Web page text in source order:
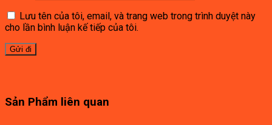
Lưu tên của tôi, email, và trang web trong trình duyệt này
cho lần bình luận kế tiếp của tôi.
Sản Phẩm liên quan